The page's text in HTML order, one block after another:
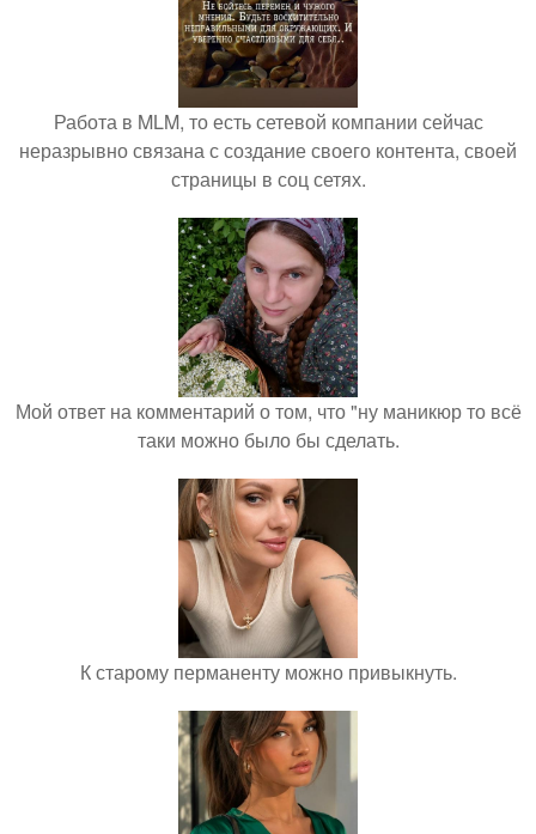
Работа в MLM, то есть сетевой компании сейчас
неразрывно связана с создание своего контента, своей
страницы в соц сетях.
Мой ответ на комментарий о том, что "ну маникюр то всё
таки можно было бы сделать.
К старому перманенту можно привыкнуть.